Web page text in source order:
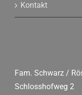
Kontakt
Fam. Schwarz /
Schlosshofweg 2